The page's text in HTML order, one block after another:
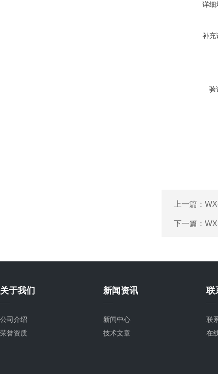
详细
补充
验
上一篇：
下一篇：
关于我们
公司介绍
荣誉资质
新闻资讯
新闻中心
技术文章
联
联
在